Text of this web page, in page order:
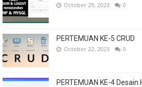
October 29, 2023 0
PERTEMUAN KE-5 CRUD
October 22, 2023 0
PERTEMUAN KE-4